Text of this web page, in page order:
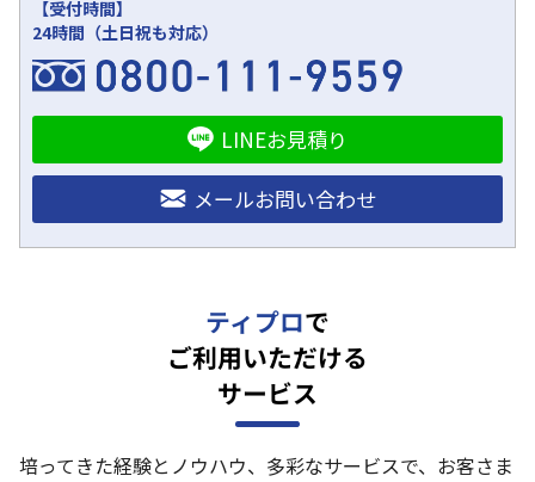
【受付時間】
24時間（土日祝も対応）
LINEお見積り
メールお問い合わせ
ティプロで
ご利用いただける
サービス
培ってきた経験とノウハウ、多彩なサービスで、お客さま